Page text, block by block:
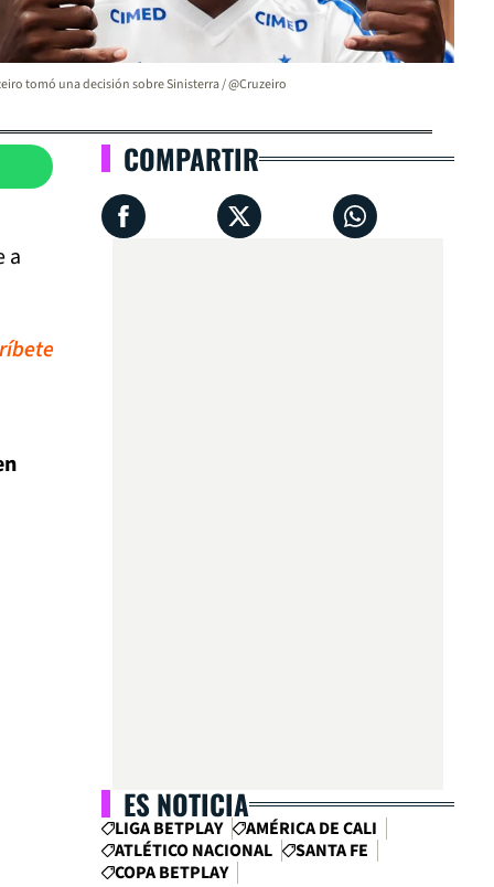
tomó una decisión sobre Sinisterra / @Cruzeiro
a
COMPARTIR
ES NOTICIA
LIGA BETPLAY
AMÉRICA DE CALI
ATLÉTICO NACIONAL
SANTA FE
COPA BETPLAY